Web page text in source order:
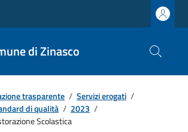
di Zinasco
trasparente / Servizi erogati /
di qualità / 2023 /
Scolastica